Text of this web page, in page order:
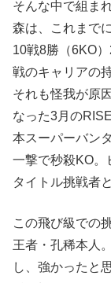
そんな中で組ま
森は、これまで
10戦8勝（6KO
戦のキャリアの
それも怪我が原
なった3月の
本スーパーバン
一撃で秒殺KO。
タイトル挑戦者
この飛び級での
王者・孔稀本人
し、強かったと